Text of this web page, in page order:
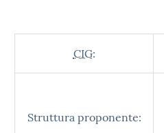
CIG:
Struttura proponente: